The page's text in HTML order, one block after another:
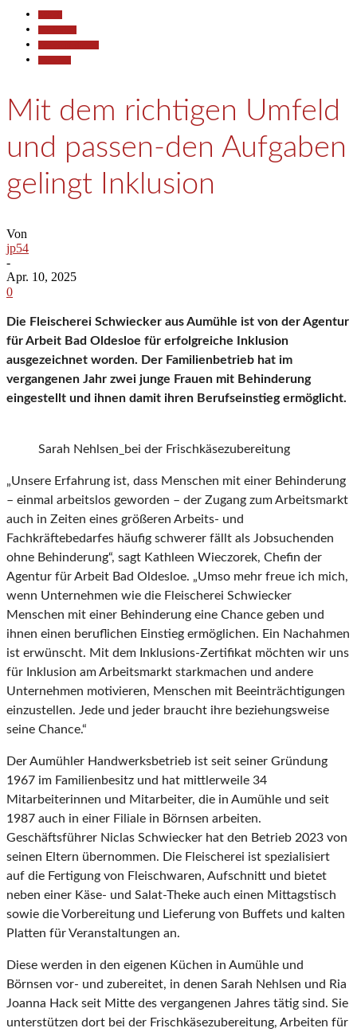
Mit dem richtigen Umfeld
und passen-den Aufgaben
gelingt Inklusion
Von
jp54
-
Apr. 10, 2025
0
Die Fleischerei Schwiecker aus Aumühle ist von der Agentur
für Arbeit Bad Oldesloe für erfolgreiche Inklusion
ausgezeichnet worden. Der Familienbetrieb hat im
vergangenen Jahr zwei junge Frauen mit Behinderung
eingestellt und ihnen damit ihren Berufseinstieg ermöglicht.
Sarah Nehlsen_bei der Frischkäsezubereitung
„Unsere Erfahrung ist, dass Menschen mit einer Behinderung
– einmal arbeitslos geworden – der Zugang zum Arbeitsmarkt
auch in Zeiten eines größeren Arbeits- und
Fachkräftebedarfes häufig schwerer fällt als Jobsuchenden
ohne Behinderung“, sagt Kathleen Wieczorek, Chefin der
Agentur für Arbeit Bad Oldesloe. „Umso mehr freue ich mich,
wenn Unternehmen wie die Fleischerei Schwiecker
Menschen mit einer Behinderung eine Chance geben und
ihnen einen beruflichen Einstieg ermöglichen. Ein Nachahmen
ist erwünscht. Mit dem Inklusions-Zertifikat möchten wir uns
für Inklusion am Arbeitsmarkt starkmachen und andere
Unternehmen motivieren, Menschen mit Beeinträchtigungen
einzustellen. Jede und jeder braucht ihre beziehungsweise
seine Chance.“
Der Aumühler Handwerksbetrieb ist seit seiner Gründung
1967 im Familienbesitz und hat mittlerweile 34
Mitarbeiterinnen und Mitarbeiter, die in Aumühle und seit
1987 auch in einer Filiale in Börnsen arbeiten.
Geschäftsführer Niclas Schwiecker hat den Betrieb 2023 von
seinen Eltern übernommen. Die Fleischerei ist spezialisiert
auf die Fertigung von Fleischwaren, Aufschnitt und bietet
neben einer Käse- und Salat-Theke auch einen Mittagstisch
sowie die Vorbereitung und Lieferung von Buffets und kalten
Platten für Veranstaltungen an.
Diese werden in den eigenen Küchen in Aumühle und
Börnsen vor- und zubereitet, in denen Sarah Nehlsen und Ria
Joanna Hack seit Mitte des vergangenen Jahres tätig sind. Sie
unterstützen dort bei der Frischkäsezubereitung, Arbeiten für